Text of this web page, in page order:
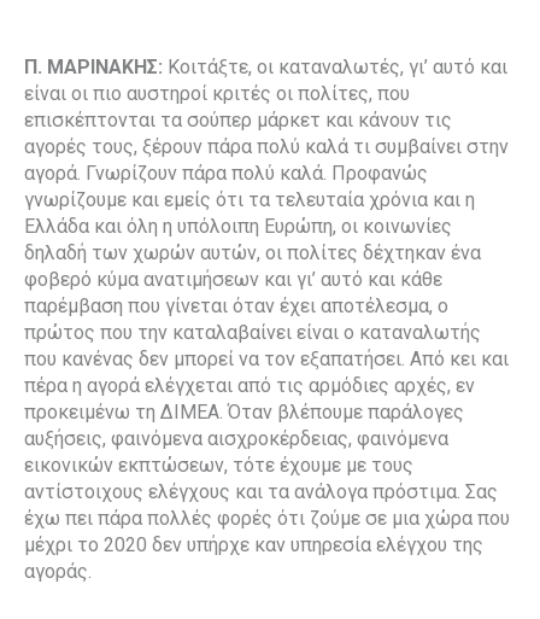
Π. ΜΑΡΙΝΑΚΗΣ: Κοιτάξτε, οι καταναλωτές, γι’ αυτό και
είναι οι πιο αυστηροί κριτές οι πολίτες, που
επισκέπτονται τα σούπερ μάρκετ και κάνουν τις
αγορές τους, ξέρουν πάρα πολύ καλά τι συμβαίνει στην
αγορά. Γνωρίζουν πάρα πολύ καλά. Προφανώς
γνωρίζουμε και εμείς ότι τα τελευταία χρόνια και η
Ελλάδα και όλη η υπόλοιπη Ευρώπη, οι κοινωνίες
δηλαδή των χωρών αυτών, οι πολίτες δέχτηκαν ένα
φοβερό κύμα ανατιμήσεων και γι’ αυτό και κάθε
παρέμβαση που γίνεται όταν έχει αποτέλεσμα, ο
πρώτος που την καταλαβαίνει είναι ο καταναλωτής
που κανένας δεν μπορεί να τον εξαπατήσει. Από κει και
πέρα η αγορά ελέγχεται από τις αρμόδιες αρχές, εν
προκειμένω τη ΔΙΜΕΑ. Όταν βλέπουμε παράλογες
αυξήσεις, φαινόμενα αισχροκέρδειας, φαινόμενα
εικονικών εκπτώσεων, τότε έχουμε με τους
αντίστοιχους ελέγχους και τα ανάλογα πρόστιμα. Σας
έχω πει πάρα πολλές φορές ότι ζούμε σε μια χώρα που
μέχρι το 2020 δεν υπήρχε καν υπηρεσία ελέγχου της
αγοράς.